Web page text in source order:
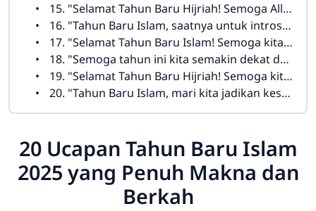
15. "Selamat Tahun Baru Hijriah! Semoga Allah memberkahi kita dengan rezeki yang halal dan berkah di tahun yang baru ini."
16. "Tahun Baru Islam, saatnya untuk introspeksi diri dan melakukan perubahan yang lebih baik. Semoga Allah memudahkan segala usaha kita."
17. "Selamat Tahun Baru Islam! Semoga kita diberi kesabaran dan kekuatan dalam menjalani setiap ujian hidup di tahun baru ini."
18. "Semoga tahun ini kita semakin dekat dengan Allah, semakin banyak beramal shaleh, dan semakin penuh rasa syukur atas nikmat-Nya."
19. "Selamat Tahun Baru Hijriah! Semoga kita semua diberkahi dengan kebahagiaan, kedamaian, dan cinta kasih dari Allah."
20. "Tahun Baru Islam, mari kita jadikan kesempatan ini untuk meningkatkan kualitas ibadah kita dan berusaha menjadi pribadi yang lebih baik."
20 Ucapan Tahun Baru Islam
2025 yang Penuh Makna dan
Berkah